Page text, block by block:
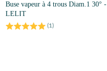
Buse vapeur à 4 trous Diam.1 30° -
LELIT
(1 )